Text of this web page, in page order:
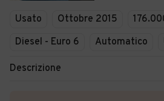
Usato Ottobre 2015
Diesel - Euro 6
Automatico
Descrizione